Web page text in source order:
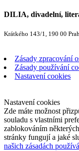
DILIA, divadelní,
Krátkého 143/1, 190 00
Zásady zpracování
Zásady používání
Nastavení cookies
Nastavení cookies
Zde máte možnost
souladu s vlastními
zablokováním
stránky fungují a jaké
našich zásadách